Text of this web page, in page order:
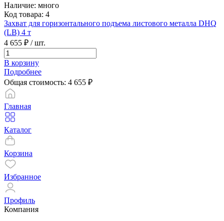
Наличие: много
Код товара: 4
Захват для горизонтального подъема листового металла DHQ
(LB) 4 т
4 655 ₽ / шт.
В корзину
Подробнее
Общая стоимость: 4 655 ₽
Главная
Каталог
Корзина
Избранное
Профиль
Компания